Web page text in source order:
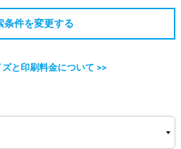
条件を変更する
と印刷料金について >>